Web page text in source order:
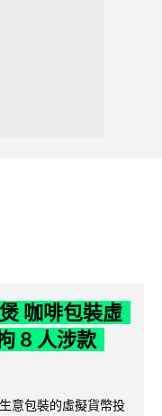
咖啡包裝虛
8 人涉款
意包裝的虛擬貨幣投